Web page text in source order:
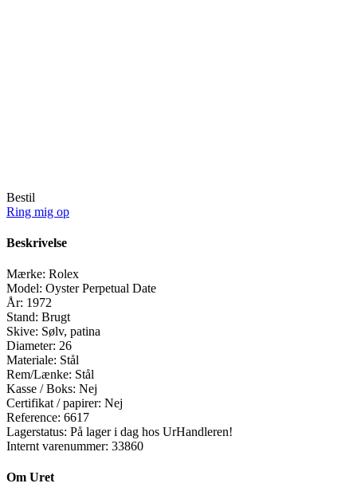
Bestil
Ring mig op
Beskrivelse
Mærke: Rolex
Model: Oyster Perpetual Date
År: 1972
Stand: Brugt
Skive: Sølv, patina
Diameter: 26
Materiale: Stål
Rem/Lænke: Stål
Kasse / Boks: Nej
Certifikat / papirer: Nej
Reference: 6617
Lagerstatus: På lager i dag hos UrHandleren!
Internt varenummer: 33860
Om Uret